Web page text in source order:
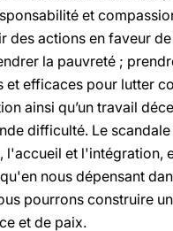
et
actions en faveur
la pauvreté ;
efficaces pour lutter
ainsi qu’un travail
difficulté. Le
et l'intégration,
nous dépensant
pourrons construire
et de paix.